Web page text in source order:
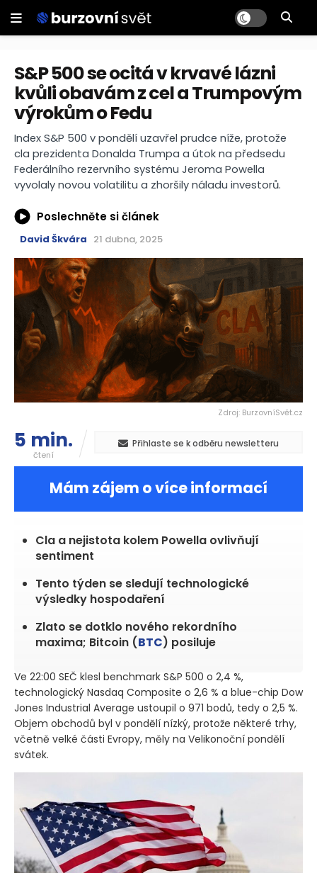
S&P 500 se ocitá v krvavé lázni
kvůli obavám z cel a Trumpovým
výrokům o Fedu
Index S&P 500 v pondělí uzavřel prudce níže, protože
cla prezidenta Donalda Trumpa a útok na předsedu
Federálního rezervního systému Jeroma Powella
vyvolaly novou volatilitu a zhoršily náladu investorů.
Poslechněte si článek
David Škvára 21 dubna, 2025
Zdroj: BurzovníSvět.cz
5 min.
čtení
Přihlaste se k odběru newsletteru
Mám zájem o více informací
Cla a nejistota kolem Powella ovlivňují
sentiment
Tento týden se sledují technologické
výsledky hospodaření
Zlato se dotklo nového rekordního
maxima; Bitcoin (BTC) posiluje
Ve 22:00 SEČ klesl benchmark S&P 500 o 2,4 %,
technologický Nasdaq Composite o 2,6 % a blue-chip Dow
Jones Industrial Average ustoupil o 971 bodů, tedy o 2,5 %.
Objem obchodů byl v pondělí nízký, protože některé trhy,
včetně velké části Evropy, měly na Velikonoční pondělí
svátek.